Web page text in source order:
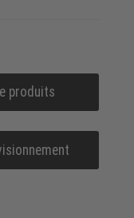
produits